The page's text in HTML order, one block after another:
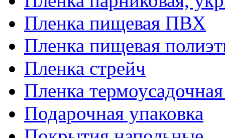
Пленка пищевая ПВХ
Пленка пищевая
Пленка стрейч
Пленка
Подарочная упаковка